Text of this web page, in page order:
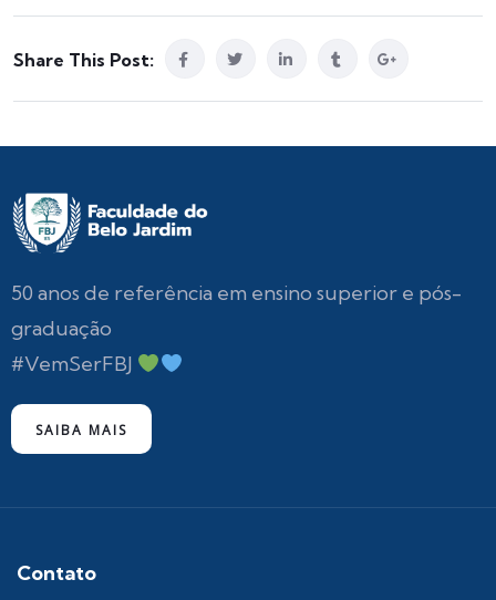
Share This Post:
50 anos de referência em ensino superior e pós-
graduação
#VemSerFBJ
SAIBA MAIS
Contato